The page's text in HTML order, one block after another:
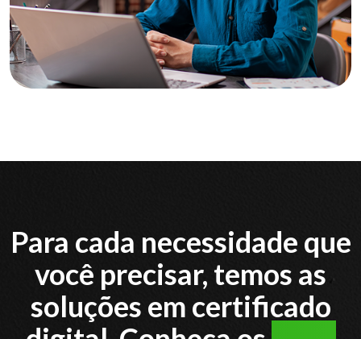
Para cada necessidade que
você precisar, temos as
soluções em certificado